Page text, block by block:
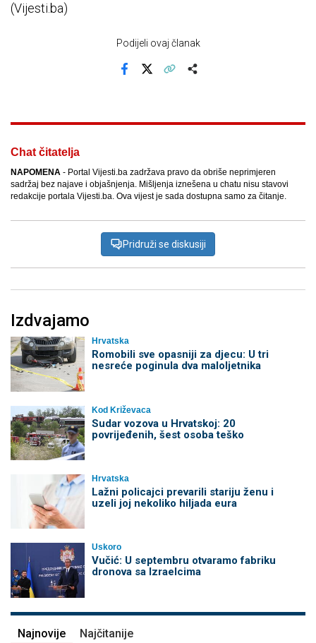
(Vijesti.ba)
Podijeli ovaj članak
Chat čitatelja
NAPOMENA - Portal Vijesti.ba zadržava pravo da obriše neprimjeren
sadržaj bez najave i objašnjenja. Mišljenja iznešena u chatu nisu stavovi
redakcije portala Vijesti.ba. Ova vijest je sada dostupna samo za čitanje.
Pridruži se diskusiji
Izdvajamo
Hrvatska
Romobili sve opasniji za djecu: U tri
nesreće poginula dva maloljetnika
Kod Križevaca
Sudar vozova u Hrvatskoj: 20
povrijeđenih, šest osoba teško
Hrvatska
Lažni policajci prevarili stariju ženu i
uzeli joj nekoliko hiljada eura
Uskoro
Vučić: U septembru otvaramo fabriku
dronova sa Izraelcima
Najnovije Najčitanije